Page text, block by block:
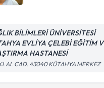
BİLİMLERİ ÜNİVERSİTESİ
EVLİYA ÇELEBİ EĞİTİM
HASTANESİ
CAD. 43040 KÜTAHYA MERKEZ